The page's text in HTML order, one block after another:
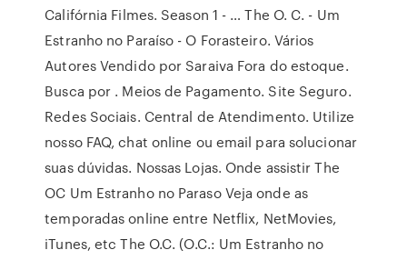
Califórnia Filmes. Season 1 - … The O. C. - Um
Estranho no Paraíso - O Forasteiro. Vários
Autores Vendido por Saraiva Fora do estoque.
Busca por . Meios de Pagamento. Site Seguro.
Redes Sociais. Central de Atendimento. Utilize
nosso FAQ, chat online ou email para solucionar
suas dúvidas. Nossas Lojas. Onde assistir The
OC Um Estranho no Paraso Veja onde as
temporadas online entre Netflix, NetMovies,
iTunes, etc The O.C. (O.C.: Um Estranho no